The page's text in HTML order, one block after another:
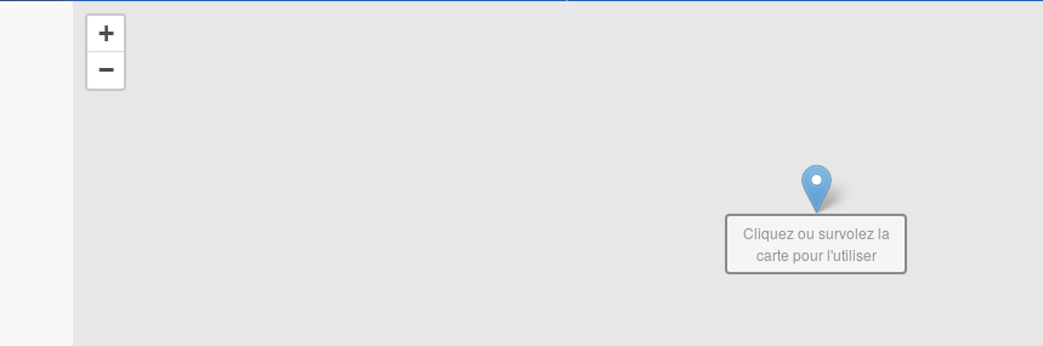
+
−
Cliquez ou survolez la
carte pour l'utiliser